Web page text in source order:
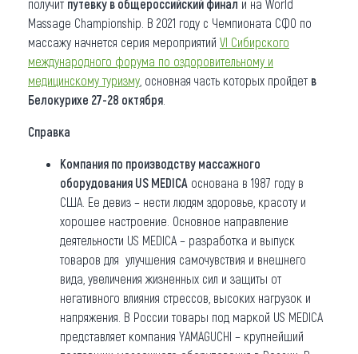
получит путевку в общероссийский финал и на World
Massage Championship. В 2021 году с Чемпионата СФО по
массажу начнется серия мероприятий VI Сибирского
международного форума по оздоровительному и
медицинскому туризму , основная часть которых пройдет в
Белокурихе 27-28 октября
Справка
Компания по производству массажного
оборудования US MEDICA основана в 1987 году в
США. Ее девиз – нести людям здоровье, красоту и
хорошее настроение. Основное направление
деятельности US MEDICA – разработка и выпуск
товаров для улучшения самочувствия и внешнего
вида, увеличения жизненных сил и защиты от
негативного влияния стрессов, высоких нагрузок и
напряжения. В России товары под маркой US MEDICA
представляет компания YAMAGUCHI – крупнейший